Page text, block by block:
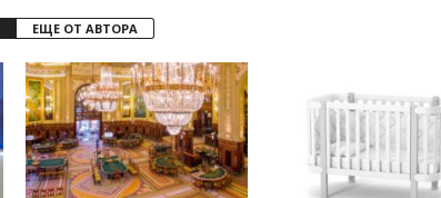
ЕЩЕ ОТ АВТОРА